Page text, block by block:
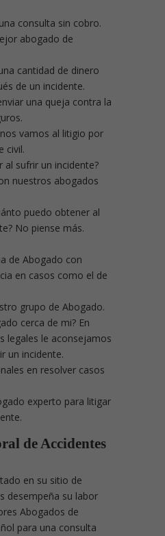
consulta sin cobro.
abogado de
cantidad de dinero
de un incidente.
una queja contra la
vamos al litigio por
civil.
al sufrir un incidente?
nuestros abogados
puedo obtener al
No piense más.
de Abogado con
en casos como el de
grupo de Abogado.
cerca de mi? En
legales le aconsejamos
un incidente.
en resolver casos
experto para litigar
de Accidentes
en su sitio de
desempeña su labor
Abogados de
para una consulta